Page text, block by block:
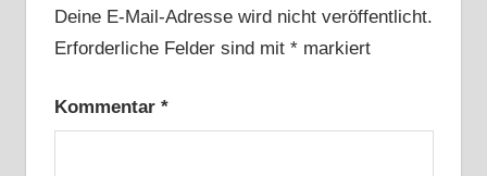
Deine E-Mail-Adresse wird nicht veröffentlicht.
Erforderliche Felder sind mit *markiert
Kommentar *